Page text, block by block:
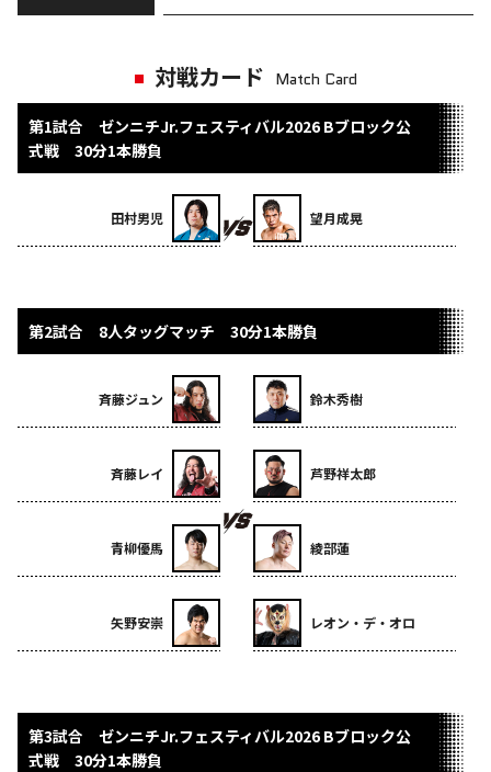
対戦カード Match Card
第1試合 ゼンニチJr.フェスティバル2026 Bブロック公
式戦 30分1本勝負
田村男児 望月成晃
第2試合 8人タッグマッチ 30分1本勝負
斉藤ジュン
斉藤レイ
青柳優馬
矢野安崇
鈴木秀樹
芦野祥太郎
綾部蓮
レオン・デ・オロ
第3試合 ゼンニチJr.フェスティバル2026 Bブロック公
式戦 30分1本勝負